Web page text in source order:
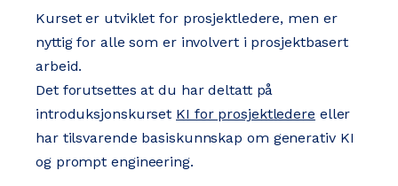
Kurset er utviklet for prosjektledere, men er
nyttig for alle som er involvert i prosjektbasert
arbeid.
Det forutsettes at du har deltatt på
introduksjonskurset KI for prosjektledere eller
har tilsvarende basiskunnskap om generativ KI
og prompt engineering.